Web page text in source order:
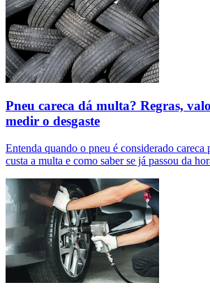
Pneu careca dá multa? Regras,
medir o desgaste
Entenda quando o pneu é considerado
custa a multa e como saber se já passou da